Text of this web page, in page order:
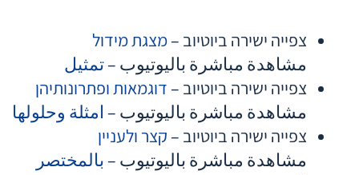
צפייה ישירה ביוטיוב –מצגת מידול
مشاهدة مباشرة باليوتيوب –تمثيل
צפייה ישירה ביוטיוב – דוגמאות ופתרונותיהן
مشاهدة مباشرة باليوتيوب – امثلة وحلولها
צפייה ישירה ביוטיוב – קצר ולעניין
مشاهدة مباشرة باليوتيوب – بالمختصر